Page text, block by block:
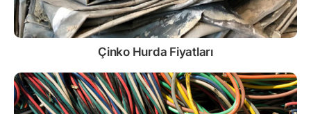
Çinko Hurda Fiyatları